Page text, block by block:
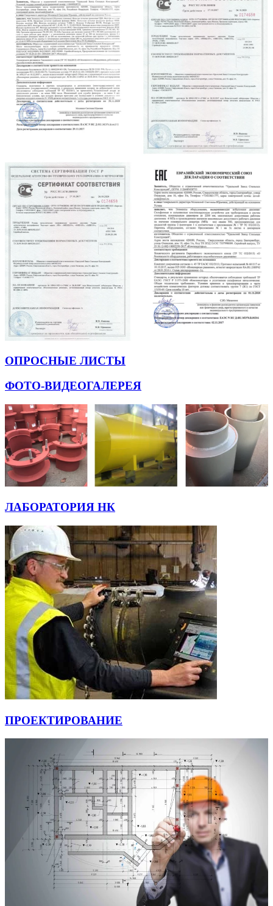
ОПРОСНЫЕ ЛИСТЫ
ФОТО-ВИДЕОГАЛЕРЕЯ
ЛАБОРАТОРИЯ НК
ПРОЕКТИРОВАНИЕ